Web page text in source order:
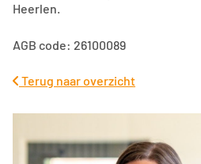
Heerlen.
AGB code: 26100089
Terug naar overzicht